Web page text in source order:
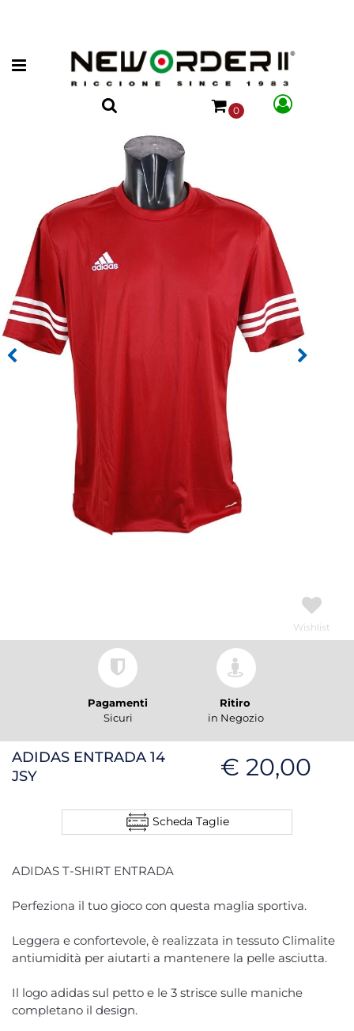
Open menu
0
Wishlist
Pagamenti
Sicuri
Ritiro
in Negozio
ADIDAS ENTRADA 14
JSY
€ 20,00
Scheda Taglie
ADIDAS T-SHIRT ENTRADA
Perfeziona il tuo gioco con questa maglia sportiva.
Leggera e confortevole, è realizzata in tessuto Climalite
antiumidità per aiutarti a mantenere la pelle asciutta.
Il logo adidas sul petto e le 3 strisce sulle maniche
completano il design.